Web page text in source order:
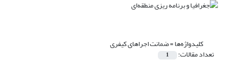
کلیدواژه‌ها =ضمانت اجراهای کیفری
تعداد مقالات: 1